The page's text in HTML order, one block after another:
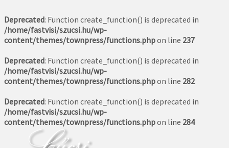
Deprecated: Function create_function() is deprecated in
/home/fastvisi/szucsi.hu/wp-
content/themes/townpress/functions.phpon line 237
Deprecated: Function create_function() is deprecated in
/home/fastvisi/szucsi.hu/wp-
content/themes/townpress/functions.phpon line 282
Deprecated: Function create_function() is deprecated in
/home/fastvisi/szucsi.hu/wp-
content/themes/townpress/functions.phpon line 284